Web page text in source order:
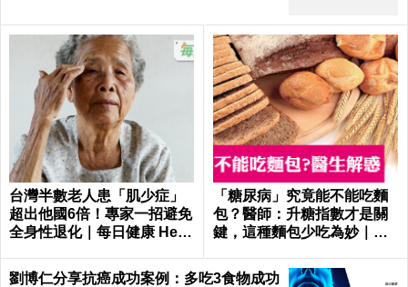
台灣半數老人患「肌少症」
超出他國6倍！專家一招避免
全身性退化｜每日健康 Healt
「糖尿病」究竟能不能吃麵
包？醫師：升糖指數才是關
鍵，這種麵包少吃為妙｜每
劉博仁分享抗癌成功案例：多吃3食物成功